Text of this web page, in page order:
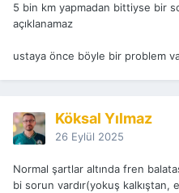
5 bin km yapmadan bittiyse bir
açıklanamaz
ustaya önce böyle bir problem
Köksal Yılmaz
26 Eylül 2025
Normal şartlar altında fren
bi sorun vardır(yokuş kalkıştan,